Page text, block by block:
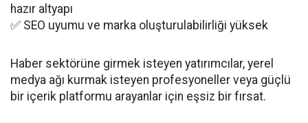
hazır altyapı
✅ SEO uyumu ve marka oluşturulabilirliği yüksek
Haber sektörüne girmek isteyen yatırımcılar, yerel
medya ağı kurmak isteyen profesyoneller veya güçlü
bir içerik platformu arayanlar için eşsiz bir fırsat.